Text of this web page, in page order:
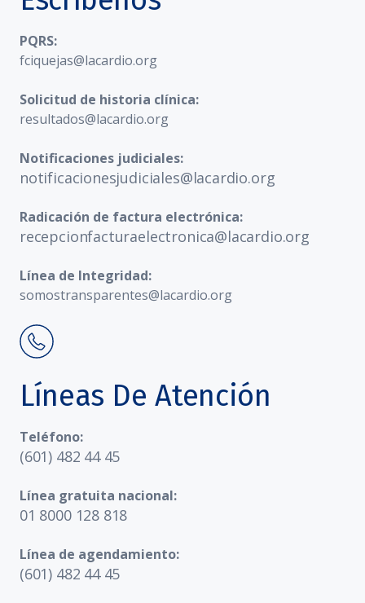
PQRS:
fciquejas@lacardio.org
Solicitud de historia clínica:
resultados@lacardio.org
Notificaciones judiciales:
notificacionesjudiciales@lacardio.org
Radicación de factura electrónica:
recepcionfacturaelectronica@lacardio.org
Línea de Integridad:
somostransparentes@lacardio.org
Líneas De Atención
Teléfono:
(601) 482 44 45
Línea gratuita nacional:
01 8000 128 818
Línea de agendamiento:
(601) 482 44 45